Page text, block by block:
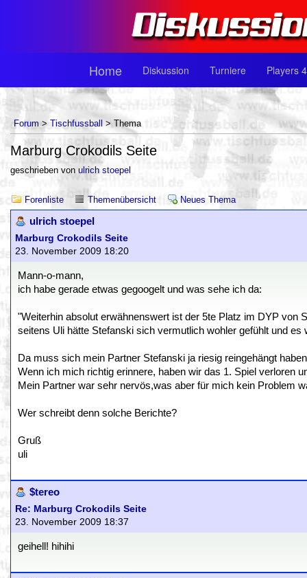
Home Diskussion Turniere Players
Forum > Tischfussball > Thema
Marburg Crokodils Seite
geschrieben von ulrich stoepel
Forenliste Themenübersicht Neues Thema
ulrich stoepel
Marburg Crokodils Seite
23. November 2009 18:20
Mann-o-mann,
ich habe gerade etwas gegoogelt und was sehe ich da:
"Weiterhin absolut erwähnenswert ist der 5te Platz im DYP
seitens Uli hätte Stefanski sich vermutlich wohler gefühlt und
Da muss sich mein Partner Stefanski ja riesig reingehängt
Wenn ich mich richtig erinnere, haben wir das 1. Spiel verloren
Mein Partner war sehr nervös,was aber für mich kein Problem
Wer schreibt denn solche Berichte?
Gruß
uli
$tereo
Re: Marburg Crokodils Seite
23. November 2009 18:37
geihell! hihihi